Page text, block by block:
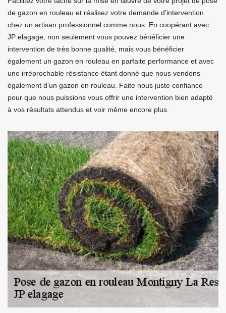
de gazon en rouleau et réalisez votre demande d’intervention
chez un artisan professionnel comme nous. En coopérant avec
JP elagage, non seulement vous pouvez bénéficier une
intervention de très bonne qualité, mais vous bénéficier
également un gazon en rouleau en parfaite performance et avec
une irréprochable résistance étant donné que nous vendons
également d’un gazon en rouleau. Faite nous juste confiance
pour que nous puissions vous offrir une intervention bien adapté
à vos résultats attendus et voir même encore plus.